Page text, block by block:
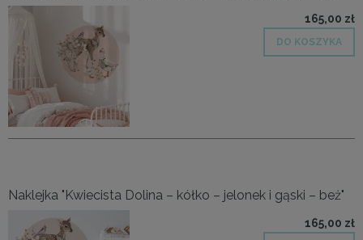
165,00 zł
DO KOSZYKA
Naklejka "Kwiecista Dolina – kółko – jelonek i gąski – beż"
165,00 zł